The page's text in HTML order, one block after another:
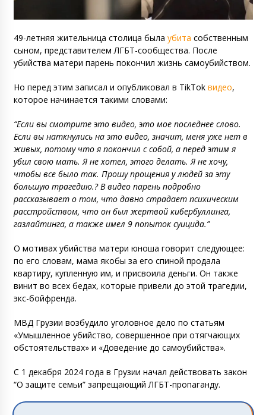
49-летняя жительница столица была убита собственным
сыном, представителем ЛГБТ-сообщества. После
убийства матери парень покончил жизнь самоубийством.
Но перед этим записал и опубликовал в TikTok видео,
которое начинается такими словами:
“Если вы cмотрите это видео, это мое последнее слово.
Если вы наткнулись на это видео, значит, меня уже нет в
живых, потому что я покончил с собой, а перед этим я
убил свою мать. Я не хотел, этого делать. Я не хочу,
чтобы все было так. Прошу прощения у людей за эту
большую трагедию.? В видео парень подробно
рассказывает о том, что давно страдает психическим
расстройством, что он был жертвой кибербуллинга,
газлайтинга, а также имел 9 попыток суицида.”
О мотивах убийства матери юноша говорит следующее:
по его словам, мама якобы за его спиной продала
квартиру, купленную им, и присвоила деньги. Он также
винит во всех бедах, которые привели до этой трагедии,
экс-бойфренда.
МВД Грузии возбудило уголовное дело по статьям
«Умышленное убийство, совершенное при отягчающих
обстоятельствах» и «Доведение до самоубийства».
С 1 декабря 2024 года в Грузии начал действовать закон
“О защите семьи” запрещающий ЛГБТ-пропаганду.